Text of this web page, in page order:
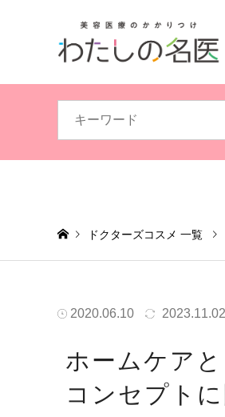
ドクターズコスメ 一覧
2020.06.10 2023.11.02
ホームケア
コンセプト